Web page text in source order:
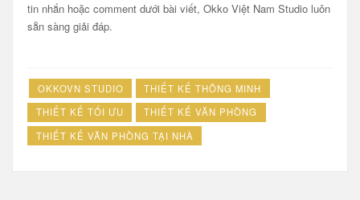
tin nhắn hoặc comment dưới bài viết, Okko Việt Nam Studio luôn
sẵn sàng giải đáp.
OKKOVN STUDIO
THIẾT KẾ THÔNG MINH
THIẾT KẾ TỐI ƯU
THIẾT KẾ VĂN PHÒNG
THIẾT KẾ VĂN PHÒNG TẠI NHÀ